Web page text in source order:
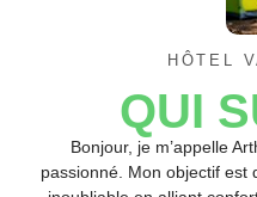
HÔTEL
QUI
Bonjour, je m’appelle
passionné. Mon objectif est